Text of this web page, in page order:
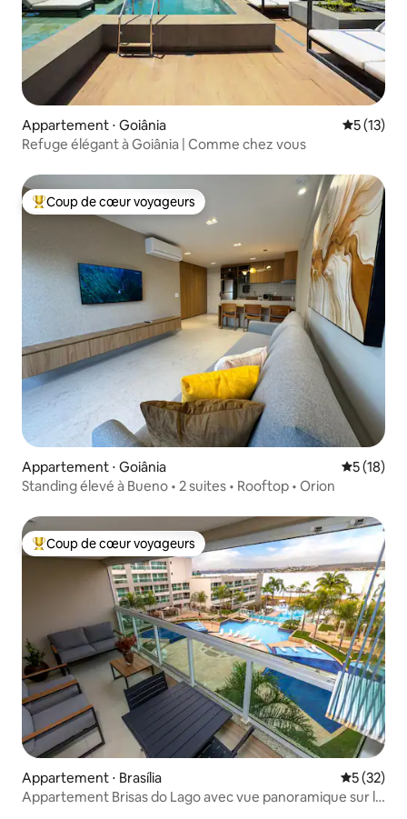
Appartement ⋅ Goiânia
5 (13)
Refuge élégant à Goiânia | Comme chez vous
Coups de cœur voyageurs les plus appréciés
Coup de cœur voyageurs
Appartement ⋅ Goiânia
5 (18)
Standing élevé à Bueno • 2 suites • Rooftop • Orion
Coups de cœur voyageurs les plus appréciés
Coup de cœur voyageurs
Appartement ⋅ Brasília
5 (32)
Appartement Brisas do Lago avec vue panoramique sur le